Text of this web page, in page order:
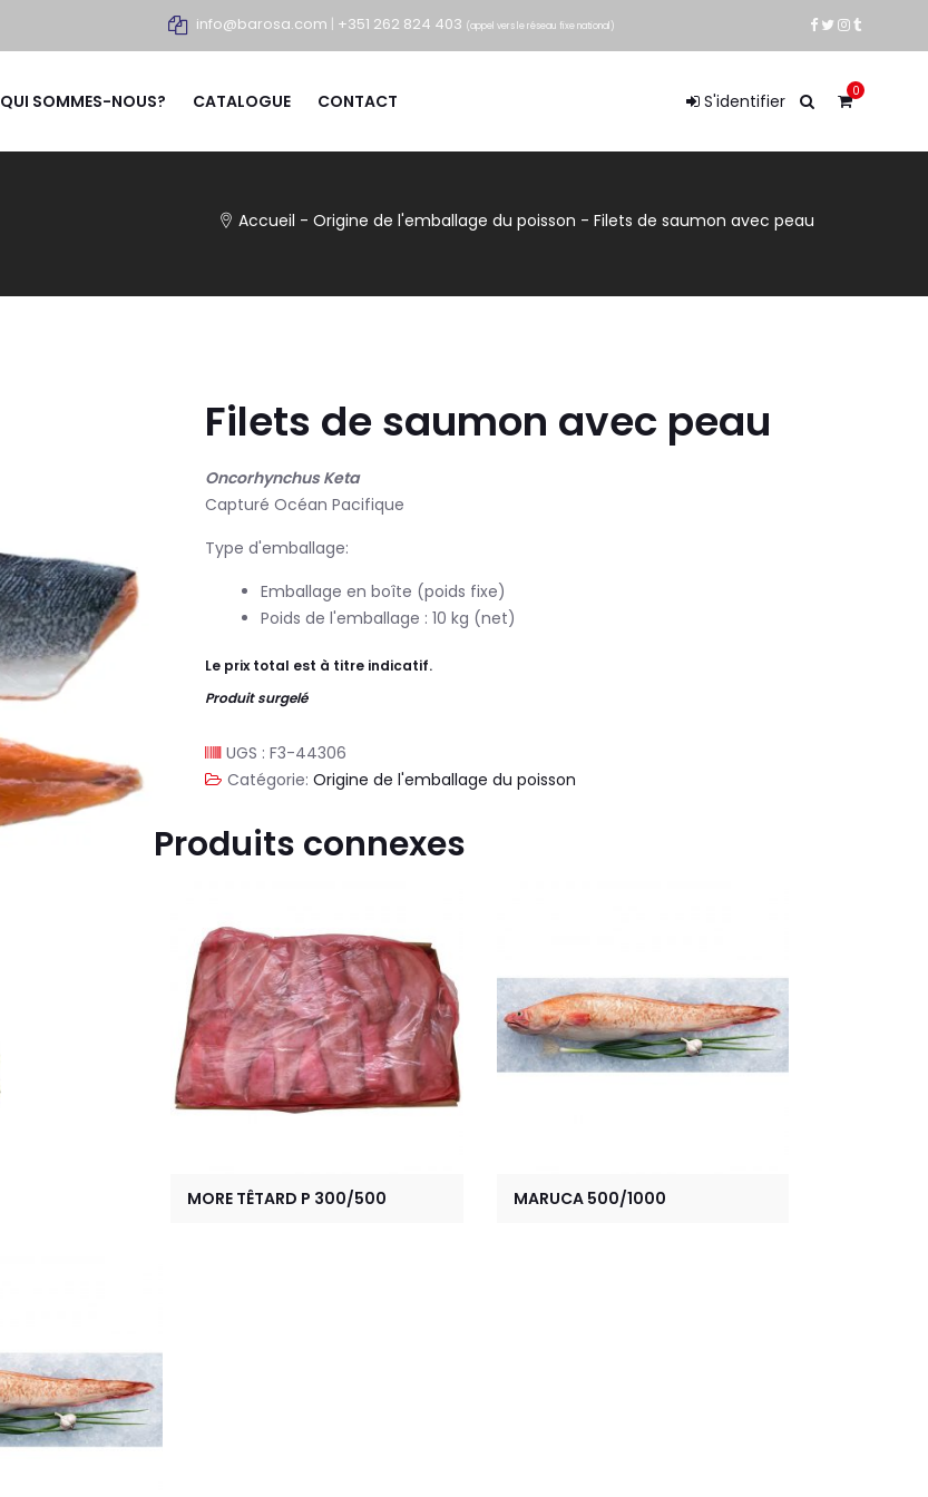
info@barosa.com | +351 262 824 403 (appel vers le réseau fixe national)
QUI SOMMES-NOUS? CATALOGUE CONTACT S'identifier 0
Accueil - Origine de l'emballage du poisson - Filets de saumon avec peau
Filets de saumon avec peau
Oncorhynchus Keta
Capturé Océan Pacifique
Type d'emballage:
Emballage en boîte (poids fixe)
Poids de l'emballage : 10 kg (net)
Le prix total est à titre indicatif.
Produit surgelé
UGS : F3-44306
Catégorie: Origine de l'emballage du poisson
Produits connexes
MORE TÊTARD P 300/500 MARUCA 500/1000